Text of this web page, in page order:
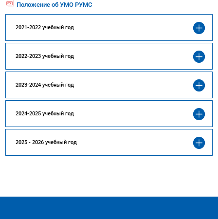
fil
df
n
Положение об УМО РУМС
2021-2022 учебный год
2022-2023 учебный год
2023-2024 учебный год
2024-2025 учебный год
2025 - 2026 учебный год